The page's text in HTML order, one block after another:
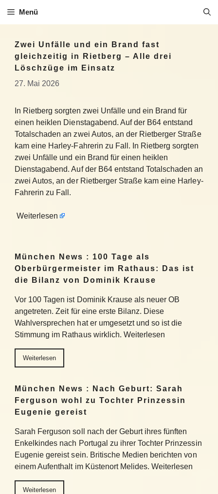
Inhalt
Menü
Zwei Unfälle und ein Brand fast
gleichzeitig in Rietberg – Alle drei
Löschzüge im Einsatz
27. Mai 2026
In Rietberg sorgten zwei Unfälle und ein Brand für
einen heiklen Dienstagabend. Auf der B64 entstand
Totalschaden an zwei Autos, an der Rietberger Straße
kam eine Harley-Fahrerin zu Fall. In Rietberg sorgten
zwei Unfälle und ein Brand für einen heiklen
Dienstagabend. Auf der B64 entstand Totalschaden an
zwei Autos, an der Rietberger Straße kam eine Harley-
Fahrerin zu Fall.
Weiterlesen
München News : 100 Tage als
Oberbürgermeister im Rathaus: Das ist
die Bilanz von Dominik Krause
Vor 100 Tagen ist Dominik Krause als neuer OB
angetreten. Zeit für eine erste Bilanz. Diese
Wahlversprechen hat er umgesetzt und so ist die
Stimmung im Rathaus wirklich. Weiterlesen
Weiterlesen
München News : Nach Geburt: Sarah
Ferguson wohl zu Tochter Prinzessin
Eugenie gereist
Sarah Ferguson soll nach der Geburt ihres fünften
Enkelkindes nach Portugal zu ihrer Tochter Prinzessin
Eugenie gereist sein. Britische Medien berichten von
einem Aufenthalt im Küstenort Melides. Weiterlesen
Weiterlesen